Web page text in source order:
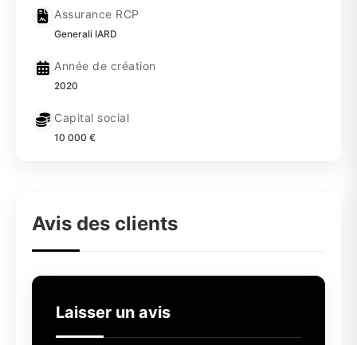
Assurance RCP
Generali IARD
Année de création
2020
Capital social
10 000 €
Avis des clients
Laisser un avis